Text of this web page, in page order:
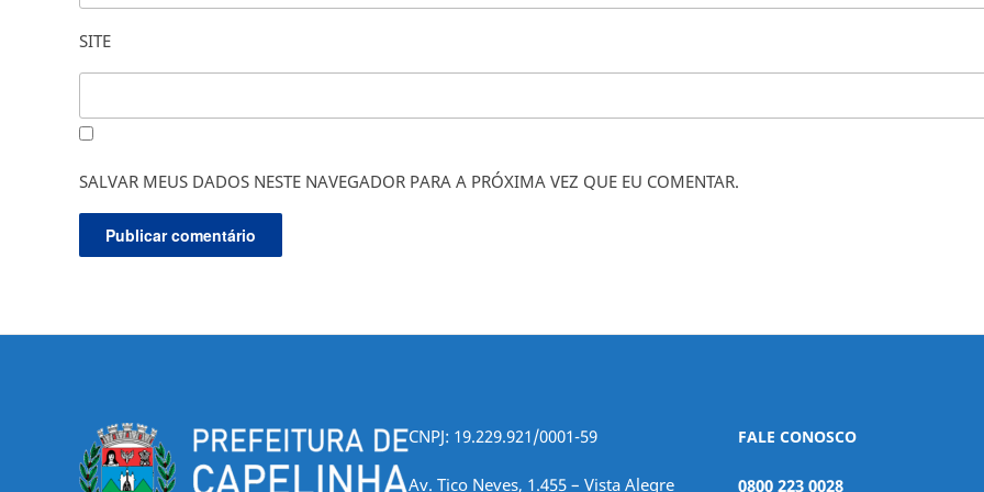
SITE
SALVAR MEUS DADOS NESTE NAVEGADOR PARA A PRÓXIMA VEZ QUE EU COMENTAR.
CNPJ: 19.229.921/0001-59
Av. Tico Neves, 1.455 – Vista Alegre
FALE CONOSCO
0800 223 0028